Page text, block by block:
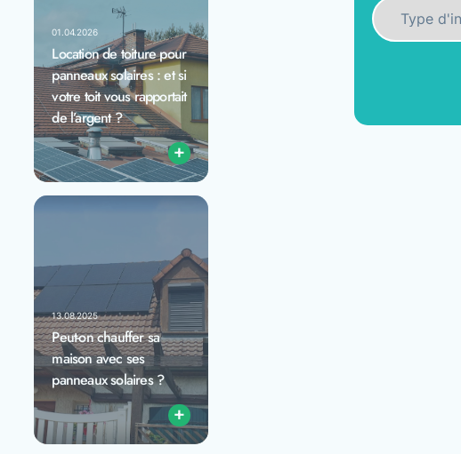
01.04.2026
Location de toiture pour
panneaux solaires : et si
votre toit vous rapportait
de l’argent ?
+
13.08.2025
Peut-on chauffer sa
maison avec ses
panneaux solaires ?
+